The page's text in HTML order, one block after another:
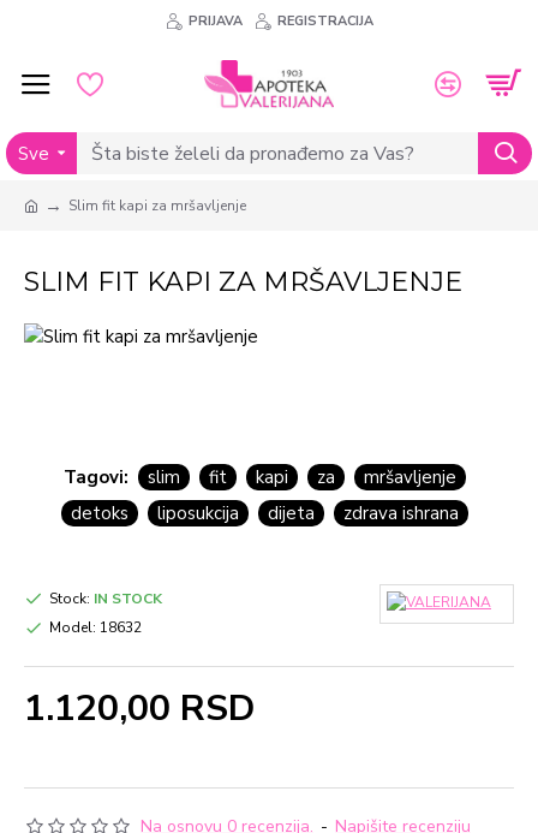
PRIJAVA REGISTRACIJA
Sve
Slim fit kapi za mršavljenje
SLIM FIT KAPI ZA MRŠAVLJENJE
Tagovi: slim fit kapi za
mršavljenje
detoks
liposukcija dijeta zdrava ishrana
Na osnovu 0 recenzija. - Napišite recenziju
1.120,00 RSD
Stock: IN STOCK
Model: 18632